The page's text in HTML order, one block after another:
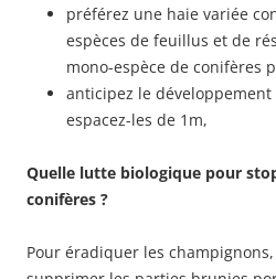
préférez une haie variée
espèces de feuillus et de
mono-espèce de conifères
anticipez le
espacez-les de 1m,
Quelle lutte biologique pour
conifères ?
Pour éradiquer les